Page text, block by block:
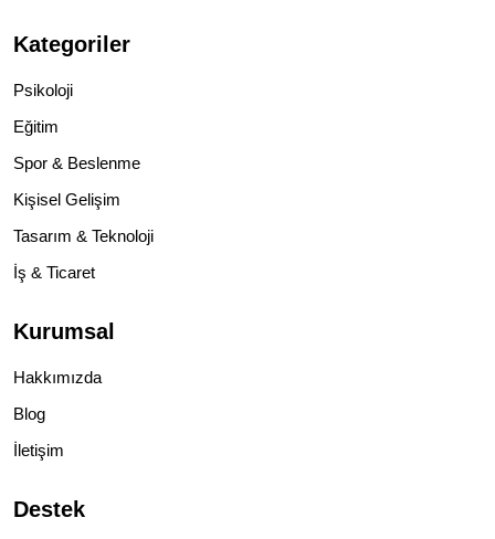
Kategoriler
Psikoloji
Eğitim
Spor & Beslenme
Kişisel Gelişim
Tasarım & Teknoloji
İş & Ticaret
Kurumsal
Hakkımızda
Blog
İletişim
Destek